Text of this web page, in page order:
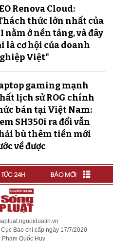
Renova Cloud:
thức lớn nhất của
nằm ở nền tảng, và đây
là cơ hội của doanh
Việt"
gaming mạnh
lịch sử ROG chính
bán tại Việt Nam:
SH350i ra đổi vẫn
bù thêm tiền mới
về được
TỨC 24H BÁO MỚI
Báo chí cấp ngày 17/7/2020
Phạm Quốc Huy